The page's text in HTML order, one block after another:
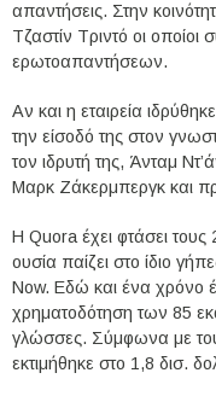
απαντήσεις. Στην
Τζαστίν Τριντό οι οποίοι
ερωτοαπαντήσεων.
Αν και η εταιρεία
την είσοδό της στον
τον ιδρυτή της, Άνταμ
Μαρκ Ζάκερμπεργκ και
H Quora έχει φτάσει
ουσία παίζει στο ίδιο
Now. Εδώ και ένα χρόνο
χρηματοδότηση των 85
γλώσσες. Σύμφωνα με
εκτιμήθηκε στο 1,8 δισ.